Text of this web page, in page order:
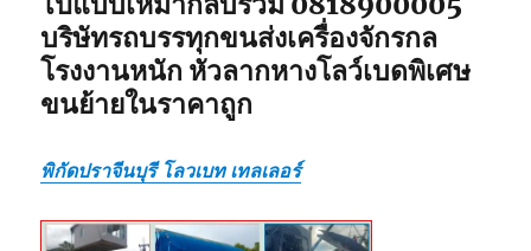
บริษัทรถบรรทุกขนส่งเครื่องจักรกล
โรงงานหนัก หัวลากหางโลว์เบดพิเศษ
ขนย้ายในราคาถูก
พิกัดปราจีนบุรี โลวเบท เทลเลอร์